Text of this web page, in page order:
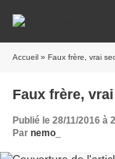
Accueil » Faux frère, vrai
Faux frère,
Publié le 28/11/2016 à
Par nemo_